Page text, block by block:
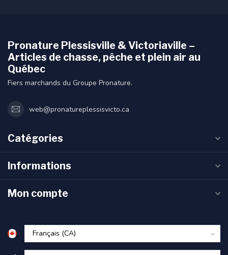
Pronature Plessisville & Victoriaville –
Articles de chasse, pêche et plein air au
Québec
Fiers marchands du Groupe Pronature.
web@pronatureplessisvicto.ca
Catégories
Informations
Mon compte